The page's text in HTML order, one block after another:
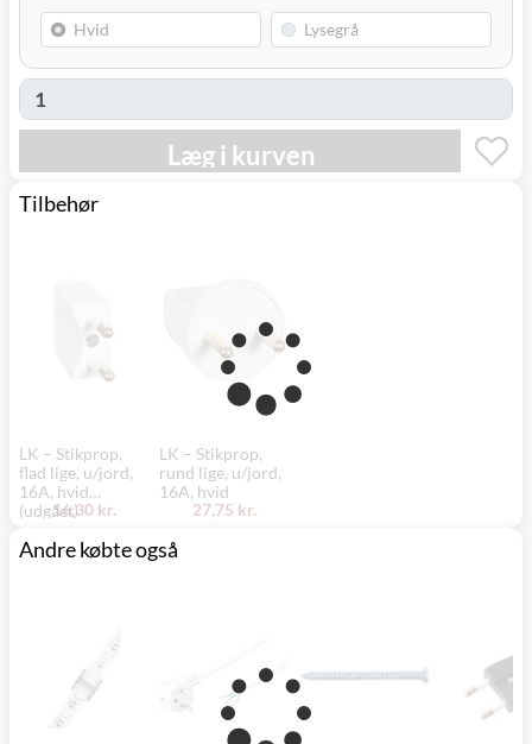
Læg i kurven
Tilbehør
LK – Stikprop,
flad lige, u/jord,
16A, hvid
(udgået)16,30 kr.
LK – Stikprop,
rund lige, u/jord,
16A, hvid
27,75 kr.
Andre købte også